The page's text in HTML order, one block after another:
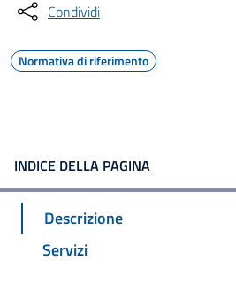
Condividi
Normativa di riferimento
INDICE DELLA PAGINA
Descrizione
Servizi